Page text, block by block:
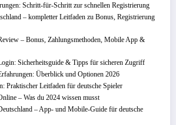
Schritt‑für‑Schritt zur schnellen Registrierung
– kompletter Leitfaden zu Bonus, Registrierung
– Bonus, Zahlungsmethoden, Mobile App &
Sicherheitsguide & Tipps für sicheren Zugriff
Überblick und Optionen 2026
Praktischer Leitfaden für deutsche Spieler
– Was du 2024 wissen musst
– App‑ und Mobile‑Guide für deutsche